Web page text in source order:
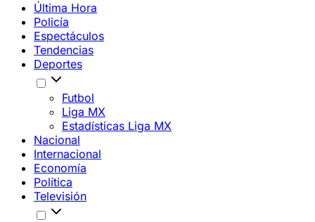
Última Hora
Policía
Espectáculos
Tendencias
Deportes
Futbol
Liga MX
Estadísticas Liga MX
Nacional
Internacional
Economía
Política
Televisión